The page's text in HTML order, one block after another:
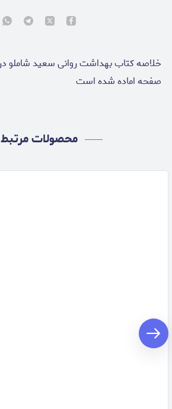
صفحه اماده شده است
محصولات مرتبط